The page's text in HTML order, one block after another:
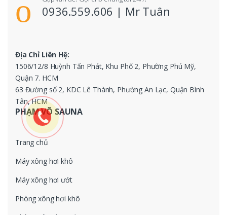
0936.559.606 | Mr Tuân
Địa Chỉ Liên Hệ:
1506/12/8 Huỳnh Tấn Phát, Khu Phố 2, Phường Phú Mỹ,
Quận 7. HCM
63 Đường số 2, KDC Lê Thành, Phường An Lạc, Quận Bình
Tân, HCM
PHẠM VÕ SAUNA
Trang chủ
Máy xông hơi khô
Máy xông hơi ướt
Phòng xông hơi khô